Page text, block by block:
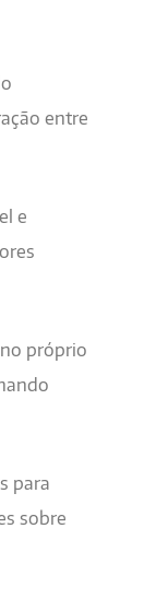
entre
e
próprio
para
sobre